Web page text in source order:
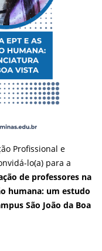
Profissional e
lo(a) para a
de professores na
humana: um estudo
São João da Boa